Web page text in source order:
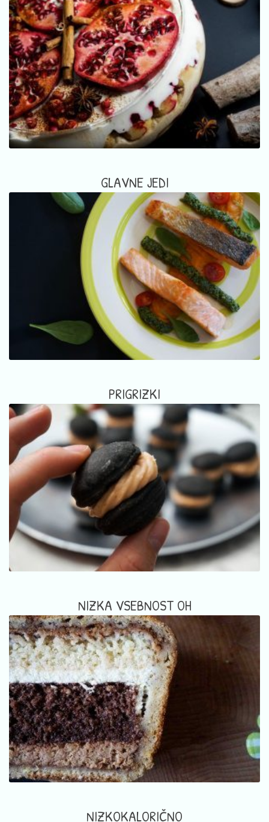
GLAVNE JEDI
PRIGRIZKI
NIZKA VSEBNOST OH
NIZKOKALORIČNO